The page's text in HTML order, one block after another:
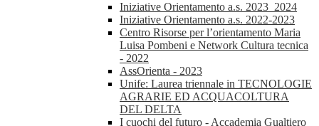
Iniziative Orientamento a.s. 2023_2024
Iniziative Orientamento a.s. 2022-2023
Centro Risorse per l’orientamento Maria
Luisa Pombeni e Network Cultura tecnica
- 2022
AssOrienta - 2023
Unife: Laurea triennale in TECNOLOGIE
AGRARIE ED ACQUACOLTURA
DEL DELTA
I cuochi del futuro - Accademia Gualtiero